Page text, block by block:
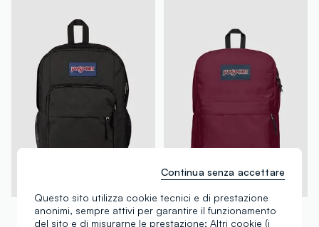
JANSPORT
Zaino nero con tasche esterne
JANSPORT
Questo sito utilizza cookie tecnici e di prestazione
anonimi, sempre attivi per garantire il funzionamento
del sito e di misurarne le prestazione; Altri cookie (i
Continua senza accettare